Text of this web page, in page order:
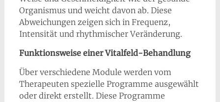
Organismus und weicht davon ab. Diese
Abweichungen zeigen sich in Frequenz,
Intensität und rhythmischer Veränderung.
Funktionsweise einer Vitalfeld-Behandlung
Über verschiedene Module werden vom
Therapeuten spezielle Programme ausgewählt
oder direkt erstellt. Diese Programme